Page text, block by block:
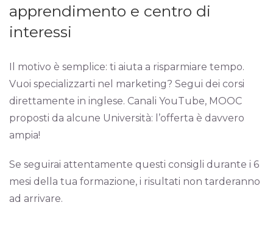
apprendimento e centro di
interessi
Il motivo è semplice: ti aiuta a risparmiare tempo.
Vuoi specializzarti nel marketing? Segui dei corsi
direttamente in inglese. Canali YouTube, MOOC
proposti da alcune Università: l’offerta è davvero
ampia!
Se seguirai attentamente questi consigli durante i 6
mesi della tua formazione, i risultati non tarderanno
ad arrivare.